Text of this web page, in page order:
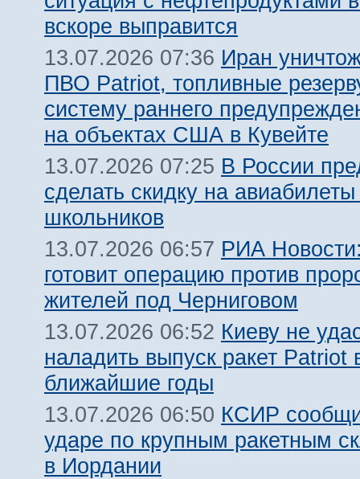
вскоре выправится
13.07.2026 07:36 Иран
ПВО Patriot, топливные
систему раннего
на объектах США в Кувейте
13.07.2026 07:25 В России
сделать скидку на
школьников
13.07.2026 06:57 РИА
готовит операцию против
жителей под Черниговом
13.07.2026 06:52 Киеву не
наладить выпуск ракет Patriot
ближайшие годы
13.07.2026 06:50 КСИР
ударе по крупным ракетным
в Иордании